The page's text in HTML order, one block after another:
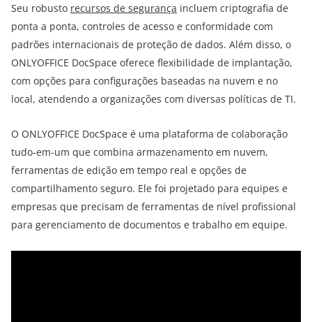
Seu robusto recursos de segurança incluem criptografia de
ponta a ponta, controles de acesso e conformidade com
padrões internacionais de proteção de dados. Além disso, o
ONLYOFFICE DocSpace oferece flexibilidade de implantação,
com opções para configurações baseadas na nuvem e no
local, atendendo a organizações com diversas políticas de TI.
O ONLYOFFICE DocSpace é uma plataforma de colaboração
tudo-em-um que combina armazenamento em nuvem,
ferramentas de edição em tempo real e opções de
compartilhamento seguro. Ele foi projetado para equipes e
empresas que precisam de ferramentas de nível profissional
para gerenciamento de documentos e trabalho em equipe.